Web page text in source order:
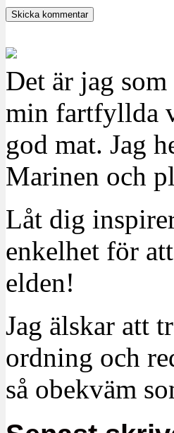
Det är jag
min fartfyllda
god mat. Jag
Marinen och
Låt dig
enkelhet för
elden!
Jag älskar att
ordning och
så obekväm